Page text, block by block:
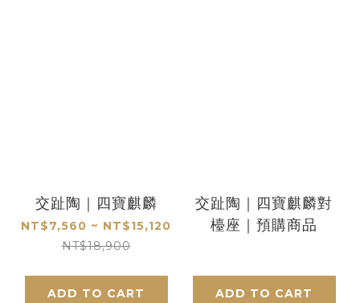
交趾陶｜四寶麒麟
NT$7,560 ~ NT$15,120
NT$18,900
ADD TO CART
交趾陶｜四寶麒麟對
檯座｜預購商品
ADD TO CART